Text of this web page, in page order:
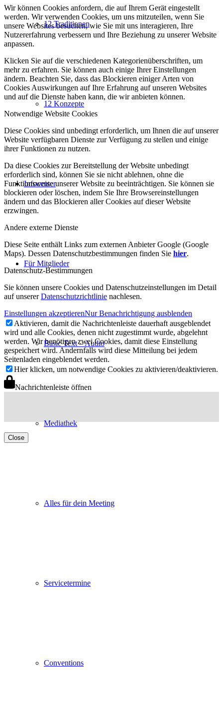
12 Traditionen
12 Konzepte
Infocenter
Für Mitglieder
Basic Text – Audio
Mediathek
Alles für dein Meeting
Servicetermine
Conventions
Wir können Cookies anfordern, die auf Ihrem Gerät eingestellt
werden. Wir verwenden Cookies, um uns mitzuteilen, wenn Sie
unsere Websites besuchen, wie Sie mit uns interagieren, Ihre
Nutzererfahrung verbessern und Ihre Beziehung zu unserer Website
anpassen.
Klicken Sie auf die verschiedenen Kategorienüberschriften, um
mehr zu erfahren. Sie können auch einige Ihrer Einstellungen
ändern. Beachten Sie, dass das Blockieren einiger Arten von
Cookies Auswirkungen auf Ihre Erfahrung auf unseren Websites
und auf die Dienste haben kann, die wir anbieten können.
Notwendige Website Cookies
Diese Cookies sind unbedingt erforderlich, um Ihnen die auf unserer
Website verfügbaren Dienste zur Verfügung zu stellen und einige
ihrer Funktionen zu nutzen.
Da diese Cookies zur Bereitstellung der Website unbedingt
erforderlich sind, können Sie sie nicht ablehnen, ohne die
Funktionsweise unserer Website zu beeinträchtigen. Sie können sie
blockieren oder löschen, indem Sie Ihre Browsereinstellungen
ändern und das Blockieren aller Cookies auf dieser Website
erzwingen.
Andere externe Dienste
Diese Seite enthält Links zum externen Anbieter Google (Google
Maps). Dessen Datenschutzbestimmungen finden Sie hier.
Datenschutz-Bestimmungen
Sie können unsere Cookies und Datenschutzeinstellungen im Detail
auf unsererDatenschutzrichtlinie nachlesen.
Einstellungen akzeptierenNur Benachrichtigung ausblenden
Aktivieren, damit die Nachrichtenleiste dauerhaft ausgeblendet
wird und alle Cookies, denen nicht zugestimmt wurde, abgelehnt
werden. Wir benötigen zwei Cookies, damit diese Einstellung
gespeichert wird. Andernfalls wird diese Mitteilung bei jedem
Seitenladen eingeblendet werden.
Hier klicken, um notwendige Cookies zu aktivieren/deaktivieren.
Nachrichtenleiste öffnen
Close